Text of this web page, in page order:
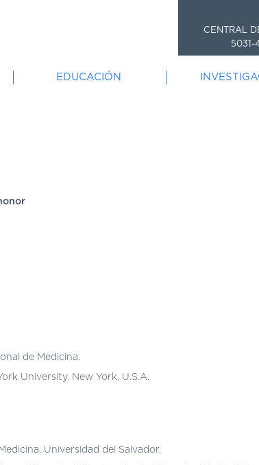
CENTRAL
5031-
EDUCACIÓN
de Medicina.
University. New York, U.S.A.
Universidad del Salvador.